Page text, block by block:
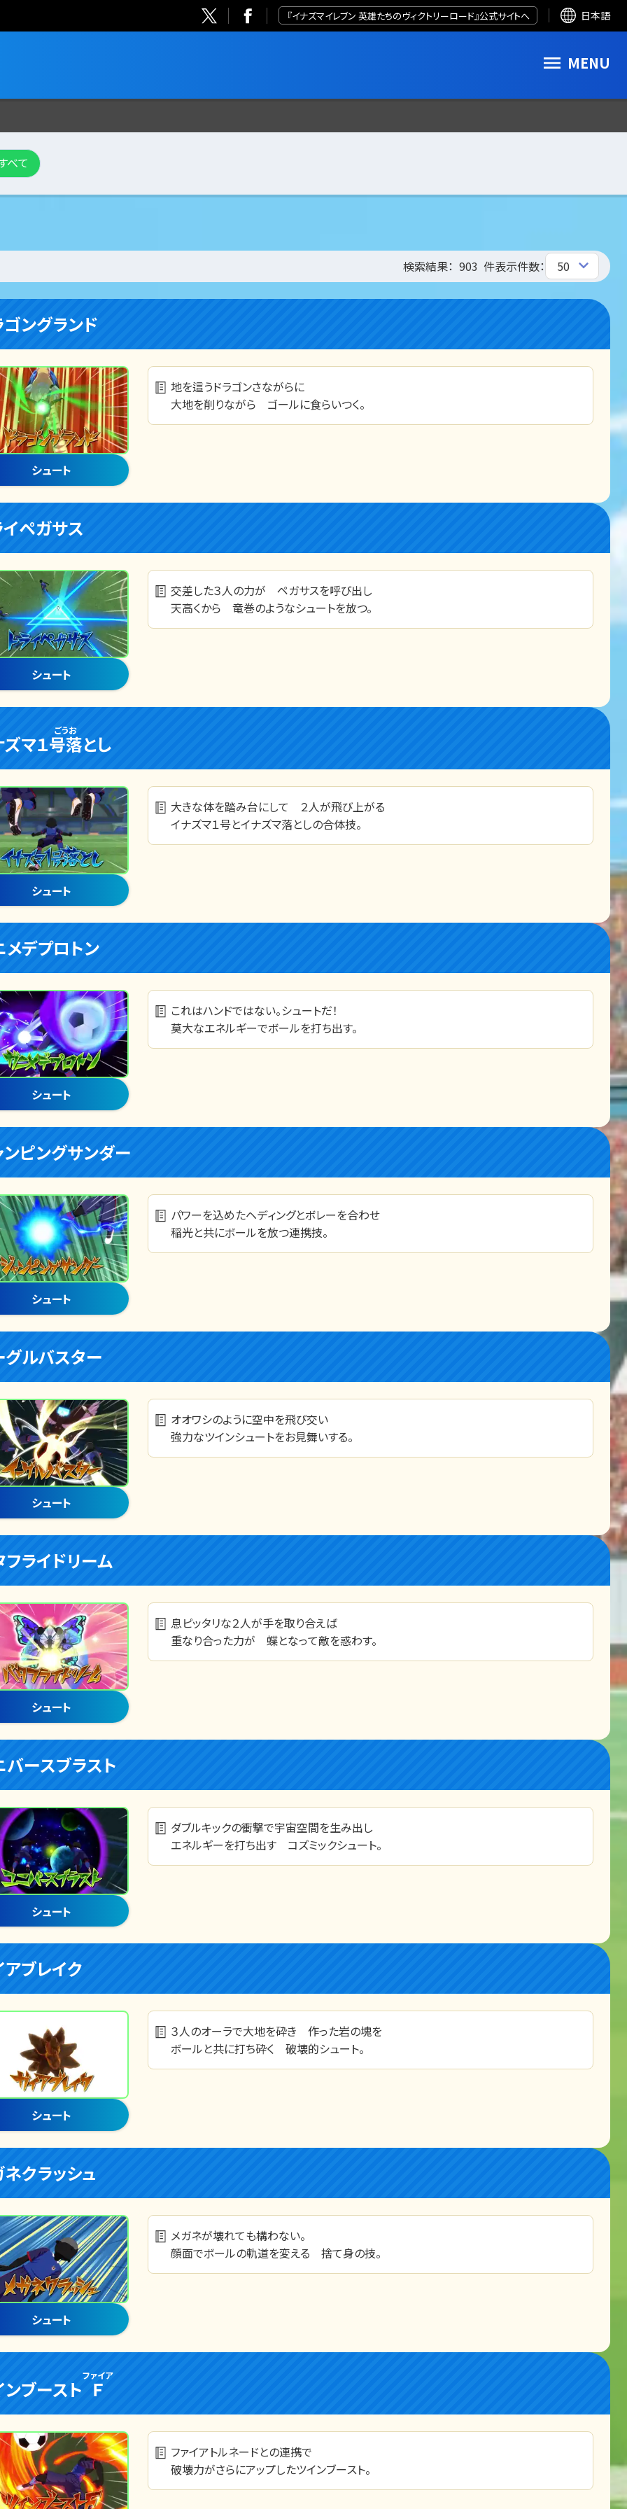
『イナズマイレブン 英雄たちのヴィクトリーロード』公式サイトへ 日本語
MENU
べて
検索結果： 903 件表示件数：
ングランド
シュート
地を這うドラゴンさながらに
大地を削りながら ゴールに食らいつく。
イペガサス
シュート
交差した３人の力が ペガサスを呼び出し
天高くから 竜巻のようなシュートを放つ。
マ１号落
ごうお
とし
シュート
大きな体を踏み台にして ２人が飛び上がる
イナズマ１号とイナズマ落としの合体技。
メデプロトン
シュート
これはハンドではない。シュートだ！
莫大なエネルギーでボールを打ち出す。
ンピングサンダー
シュート
パワーを込めたヘディングとボレーを合わせ
稲光と共にボールを放つ連携技。
グルバスター
シュート
オオワシのように空中を飛び交い
強力なツインシュートをお見舞いする。
ライドリーム
シュート
息ピッタリな２人が手を取り合えば
重なり合った力が 蝶となって敵を惑わす。
バースブラスト
シュート
ダブルキックの衝撃で宇宙空間を生み出し
エネルギーを打ち出す コズミックシュート。
ブレイク
シュート
３人のオーラで大地を砕き 作った岩の塊を
ボールと共に打ち砕く 破壊的シュート。
クラッシュ
シュート
メガネが壊れても構わない。
顔面でボールの軌道を変える 捨て身の技。
ブースト Ｆ
ファイア
ファイアトルネードとの連携で
破壊力がさらにアップしたツインブースト。